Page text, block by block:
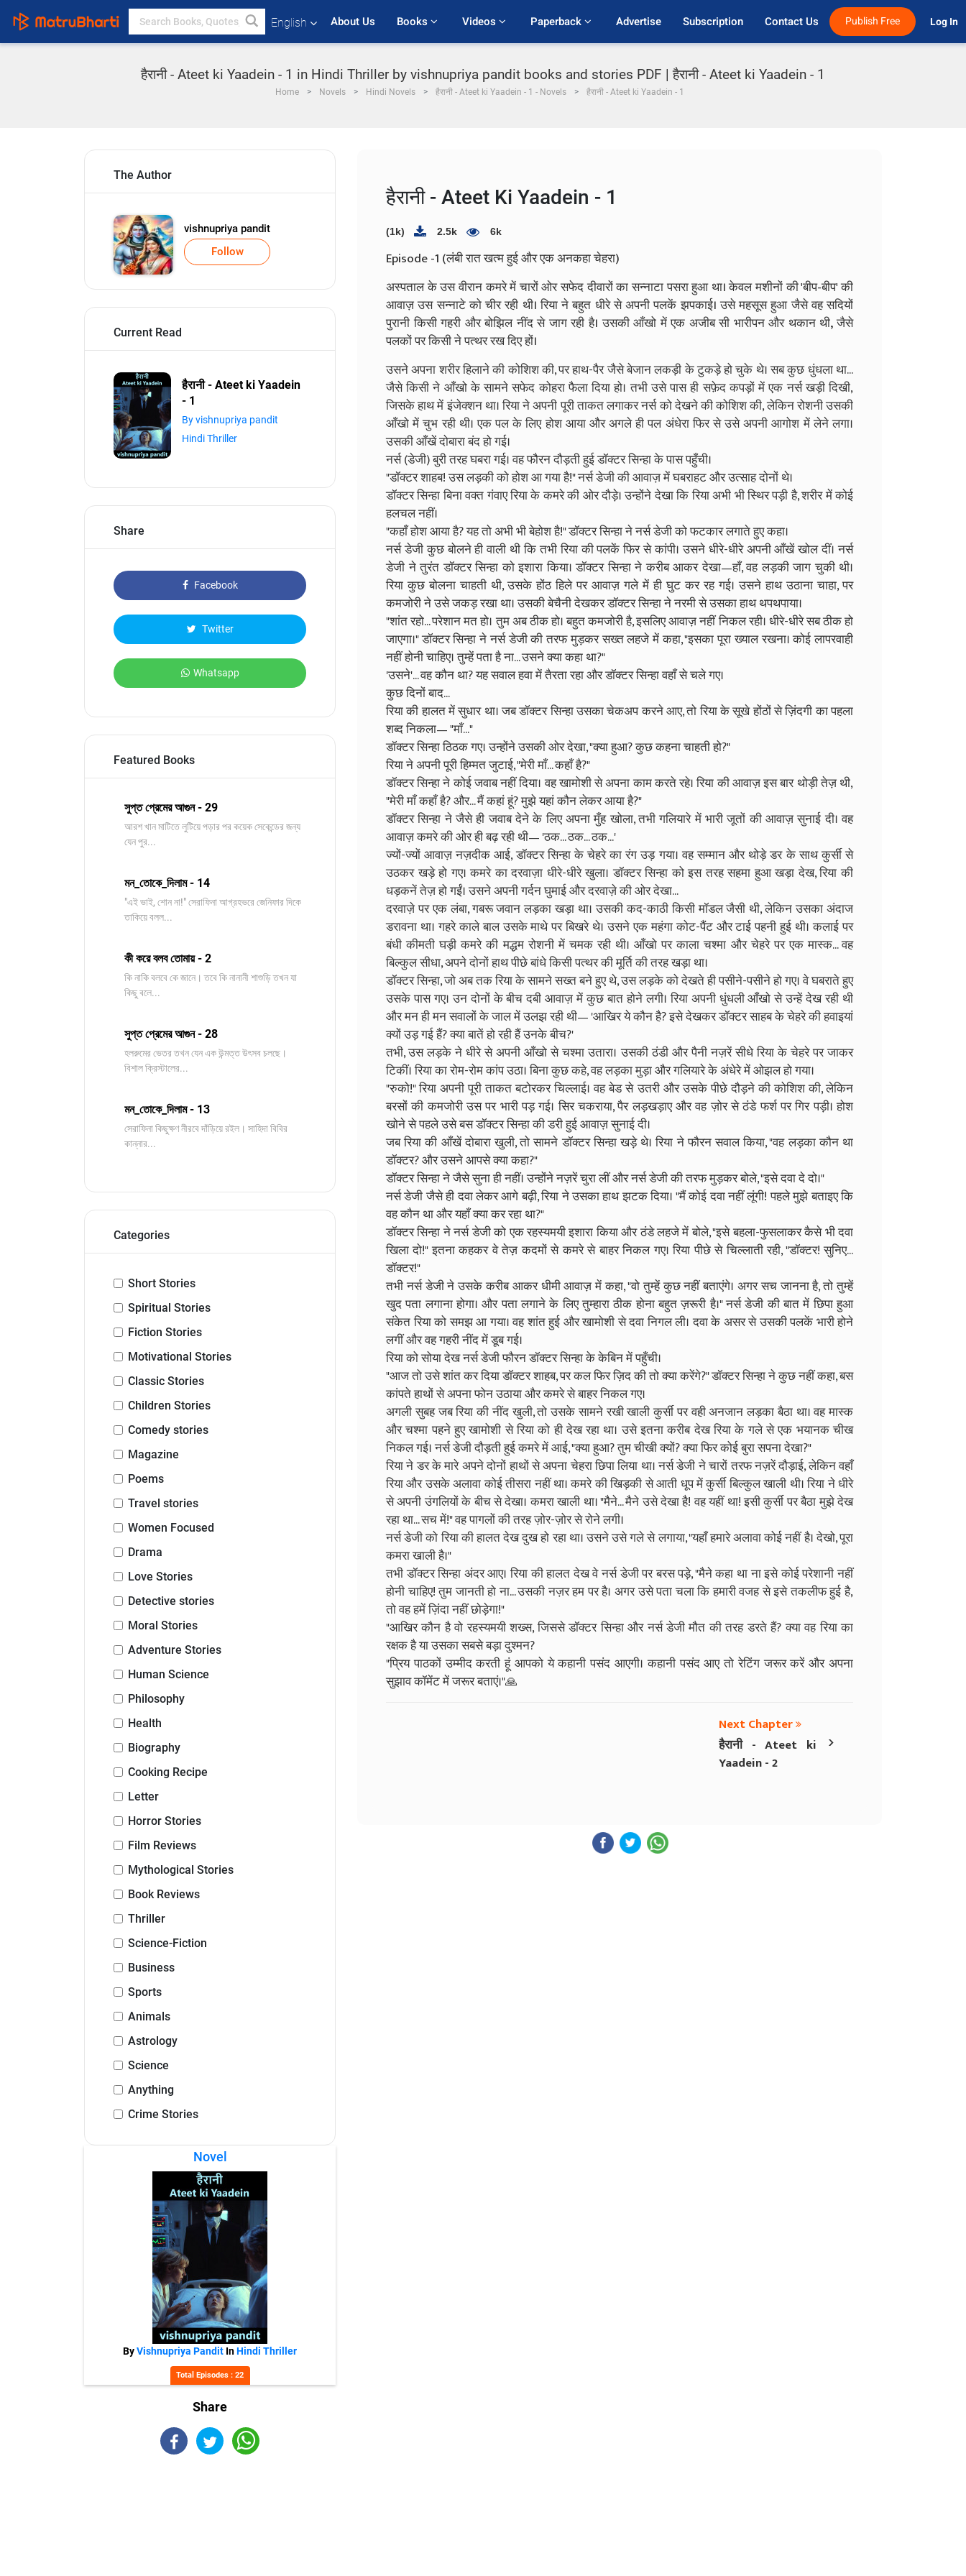
English About Us Books Videos Paperback Advertise Subscription Contact Us Publish Free Log In
हैरानी - Ateet ki Yaadein - 1 in Hindi Thriller by vishnupriya pandit books and stories PDF | हैरानी - Ateet ki Yaadein - 1
Home Novels Hindi Novels हैरानी - Ateet ki Yaadein - 1 - Novels हैरानी - Ateet ki Yaadein - 1
The Author
vishnupriya pandit
Follow
Current Read
हैरानी - Ateet ki Yaadein
- 1
By vishnupriya pandit
Hindi Thriller
Share
Facebook
Twitter
Whatsapp
Featured Books
সুপ্ত প্রেমের আগুন - 29
আরশ খান মাটিতে লুটিয়ে পড়ার পর কয়েক সেকেন্ডের জন্য
যেন পুর...
মন_তোকে_দিলাম - 14
"এই ভাই, শোন না!" সেরাফিনা আগ্রহভরে জেনিফার দিকে
তাকিয়ে বলল...
কী করে বলব তোমায় - 2
কি নাকি বলবে কে জানে। তবে কি নানানী শাশুড়ি তখন যা
কিছু বলে...
সুপ্ত প্রেমের আগুন - 28
হলরুমের ভেতর তখন যেন এক উন্মত্ত উৎসব চলছে।
বিশাল ক্রিস্টালের...
মন_তোকে_দিলাম - 13
সেরাফিনা কিছুক্ষণ নীরবে দাঁড়িয়ে রইল। সাহিদা বিবির
কান্নার...
Categories
Short Stories
Spiritual Stories
Fiction Stories
Motivational Stories
Classic Stories
Children Stories
Comedy stories
Magazine
Poems
Travel stories
Women Focused
Drama
Love Stories
Detective stories
Moral Stories
Adventure Stories
Human Science
Philosophy
Health
Biography
Cooking Recipe
Letter
Horror Stories
Film Reviews
Mythological Stories
Book Reviews
Thriller
Science-Fiction
Business
Sports
Animals
Astrology
Science
Anything
Crime Stories
Novel
ByVishnupriya Pandit InHindi Thriller
Total Episodes : 22
Share
हैरानी - Ateet Ki Yaadein - 1
(1k) 2.5k 6k
Episode -1 (लंबी रात खत्म हुई और एक अनकहा चेहरा)
अस्पताल के उस वीरान कमरे में चारों ओर सफेद दीवारों का सन्नाटा पसरा हुआ था। केवल मशीनों की 'बीप-बीप' की
आवाज़ उस सन्नाटे को चीर रही थी। रिया ने बहुत धीरे से अपनी पलकें झपकाई। उसे महसूस हुआ जैसे वह सदियों
पुरानी किसी गहरी और बोझिल नींद से जाग रही है। उसकी आँखो में एक अजीब सी भारीपन और थकान थी, जैसे
पलकों पर किसी ने पत्थर रख दिए हों।
उसने अपना शरीर हिलाने की कोशिश की, पर हाथ-पैर जैसे बेजान लकड़ी के टुकड़े हो चुके थे। सब कुछ धुंधला था...
जैसे किसी ने आँखो के सामने सफेद कोहरा फैला दिया हो। तभी उसे पास ही सफ़ेद कपड़ों में एक नर्स खड़ी दिखी,
जिसके हाथ में इंजेक्शन था। रिया ने अपनी पूरी ताकत लगाकर नर्स को देखने की कोशिश की, लेकिन रोशनी उसकी
आँखो में चुभ रही थी। एक पल के लिए होश आया और अगले ही पल अंधेरा फिर से उसे अपनी आगोश में लेने लगा।
उसकी आँखें दोबारा बंद हो गई।
नर्स (डेजी) बुरी तरह घबरा गई। वह फौरन दौड़ती हुई डॉक्टर सिन्हा के पास पहुँची।
"डॉक्टर शाहब! उस लड़की को होश आ गया है!" नर्स डेजी की आवाज़ में घबराहट और उत्साह दोनों थे।
डॉक्टर सिन्हा बिना वक्त गंवाए रिया के कमरे की ओर दौड़े। उन्होंने देखा कि रिया अभी भी स्थिर पड़ी है, शरीर में कोई
हलचल नहीं।
"कहाँ होश आया है? यह तो अभी भी बेहोश है!" डॉक्टर सिन्हा ने नर्स डेजी को फटकार लगाते हुए कहा।
नर्स डेजी कुछ बोलने ही वाली थी कि तभी रिया की पलकें फिर से कांपी। उसने धीरे-धीरे अपनी आँखें खोल दीं। नर्स
डेजी ने तुरंत डॉक्टर सिन्हा को इशारा किया। डॉक्टर सिन्हा ने करीब आकर देखा—हाँ, वह लड़की जाग चुकी थी।
रिया कुछ बोलना चाहती थी, उसके होंठ हिले पर आवाज़ गले में ही घुट कर रह गई। उसने हाथ उठाना चाहा, पर
कमजोरी ने उसे जकड़ रखा था। उसकी बेचैनी देखकर डॉक्टर सिन्हा ने नरमी से उसका हाथ थपथपाया।
"शांत रहो... परेशान मत हो। तुम अब ठीक हो। बहुत कमजोरी है, इसलिए आवाज़ नहीं निकल रही। धीरे-धीरे सब ठीक हो
जाएगा।" डॉक्टर सिन्हा ने नर्स डेजी की तरफ मुड़कर सख्त लहजे में कहा, "इसका पूरा ख्याल रखना। कोई लापरवाही
नहीं होनी चाहिए। तुम्हें पता है ना... उसने क्या कहा था?"
'उसने'... वह कौन था? यह सवाल हवा में तैरता रहा और डॉक्टर सिन्हा वहाँ से चले गए।
कुछ दिनों बाद...
रिया की हालत में सुधार था। जब डॉक्टर सिन्हा उसका चेकअप करने आए, तो रिया के सूखे होंठों से ज़िंदगी का पहला
शब्द निकला— "माँ..."
डॉक्टर सिन्हा ठिठक गए। उन्होंने उसकी ओर देखा, "क्या हुआ? कुछ कहना चाहती हो?"
रिया ने अपनी पूरी हिम्मत जुटाई, "मेरी माँ... कहाँ है?"
डॉक्टर सिन्हा ने कोई जवाब नहीं दिया। वह खामोशी से अपना काम करते रहे। रिया की आवाज़ इस बार थोड़ी तेज़ थी,
"मेरी माँ कहाँ है? और... मैं कहां हूं? मुझे यहां कौन लेकर आया है?"
डॉक्टर सिन्हा ने जैसे ही जवाब देने के लिए अपना मुँह खोला, तभी गलियारे में भारी जूतों की आवाज़ सुनाई दी। वह
आवाज़ कमरे की ओर ही बढ़ रही थी— 'ठक... ठक... ठक...'
ज्यों-ज्यों आवाज़ नज़दीक आई, डॉक्टर सिन्हा के चेहरे का रंग उड़ गया। वह सम्मान और थोड़े डर के साथ कुर्सी से
उठकर खड़े हो गए। कमरे का दरवाज़ा धीरे-धीरे खुला। डॉक्टर सिन्हा को इस तरह सहमा हुआ खड़ा देख, रिया की
धड़कनें तेज़ हो गईं। उसने अपनी गर्दन घुमाई और दरवाज़े की ओर देखा...
दरवाज़े पर एक लंबा, गबरू जवान लड़का खड़ा था। उसकी कद-काठी किसी मॉडल जैसी थी, लेकिन उसका अंदाज
डरावना था। गहरे काले बाल उसके माथे पर बिखरे थे। उसने एक महंगा कोट-पैंट और टाई पहनी हुई थी। कलाई पर
बंधी कीमती घड़ी कमरे की मद्धम रोशनी में चमक रही थी। आँखो पर काला चश्मा और चेहरे पर एक मास्क... वह
बिल्कुल सीधा, अपने दोनों हाथ पीछे बांधे किसी पत्थर की मूर्ति की तरह खड़ा था।
डॉक्टर सिन्हा, जो अब तक रिया के सामने सख्त बने हुए थे, उस लड़के को देखते ही पसीने-पसीने हो गए। वे घबराते हुए
उसके पास गए। उन दोनों के बीच दबी आवाज़ में कुछ बात होने लगी। रिया अपनी धुंधली आँखो से उन्हें देख रही थी
और मन ही मन सवालों के जाल में उलझ रही थी— 'आखिर ये कौन है? इसे देखकर डॉक्टर साहब के चेहरे की हवाइयां
क्यों उड़ गई हैं? क्या बातें हो रही हैं उनके बीच?'
तभी, उस लड़के ने धीरे से अपनी आँखो से चश्मा उतारा। उसकी ठंडी और पैनी नज़रें सीधे रिया के चेहरे पर जाकर
टिकीं। रिया का रोम-रोम कांप उठा। बिना कुछ कहे, वह लड़का मुड़ा और गलियारे के अंधेरे में ओझल हो गया।
"रुको!" रिया अपनी पूरी ताकत बटोरकर चिल्लाई। वह बेड से उतरी और उसके पीछे दौड़ने की कोशिश की, लेकिन
बरसों की कमजोरी उस पर भारी पड़ गई। सिर चकराया, पैर लड़खड़ाए और वह ज़ोर से ठंडे फर्श पर गिर पड़ी। होश
खोने से पहले उसे बस डॉक्टर सिन्हा की डरी हुई आवाज़ सुनाई दी।
जब रिया की आँखें दोबारा खुली, तो सामने डॉक्टर सिन्हा खड़े थे। रिया ने फौरन सवाल किया, "वह लड़का कौन था
डॉक्टर? और उसने आपसे क्या कहा?"
डॉक्टर सिन्हा ने जैसे सुना ही नहीं। उन्होंने नज़रें चुरा लीं और नर्स डेजी की तरफ मुड़कर बोले, "इसे दवा दे दो।"
नर्स डेजी जैसे ही दवा लेकर आगे बढ़ी, रिया ने उसका हाथ झटक दिया। "मैं कोई दवा नहीं लूंगी! पहले मुझे बताइए कि
वह कौन था और यहाँ क्या कर रहा था?"
डॉक्टर सिन्हा ने नर्स डेजी को एक रहस्यमयी इशारा किया और ठंडे लहजे में बोले, "इसे बहला-फुसलाकर कैसे भी दवा
खिला दो!" इतना कहकर वे तेज़ कदमों से कमरे से बाहर निकल गए। रिया पीछे से चिल्लाती रही, "डॉक्टर! सुनिए...
डॉक्टर!"
तभी नर्स डेजी ने उसके करीब आकर धीमी आवाज़ में कहा, "वो तुम्हें कुछ नहीं बताएंगे। अगर सच जानना है, तो तुम्हें
खुद पता लगाना होगा। और पता लगाने के लिए तुम्हारा ठीक होना बहुत ज़रूरी है।" नर्स डेजी की बात में छिपा हुआ
संकेत रिया को समझ आ गया। वह शांत हुई और खामोशी से दवा निगल ली। दवा के असर से उसकी पलकें भारी होने
लगीं और वह गहरी नींद में डूब गई।
रिया को सोया देख नर्स डेजी फौरन डॉक्टर सिन्हा के केबिन में पहुँची।
"आज तो उसे शांत कर दिया डॉक्टर शाहब, पर कल फिर ज़िद की तो क्या करेंगे?" डॉक्टर सिन्हा ने कुछ नहीं कहा, बस
कांपते हाथों से अपना फोन उठाया और कमरे से बाहर निकल गए।
अगली सुबह जब रिया की नींद खुली, तो उसके सामने रखी खाली कुर्सी पर वही अनजान लड़का बैठा था। वह मास्क
और चश्मा पहने हुए खामोशी से रिया को ही देख रहा था। उसे इतना करीब देख रिया के गले से एक भयानक चीख
निकल गई। नर्स डेजी दौड़ती हुई कमरे में आई, "क्या हुआ? तुम चीखी क्यों? क्या फिर कोई बुरा सपना देखा?"
रिया ने डर के मारे अपने दोनों हाथों से अपना चेहरा छिपा लिया था। नर्स डेजी ने चारों तरफ नज़रें दौड़ाई, लेकिन वहाँ
रिया और उसके अलावा कोई तीसरा नहीं था। कमरे की खिड़की से आती धूप में कुर्सी बिल्कुल खाली थी। रिया ने धीरे
से अपनी उंगलियों के बीच से देखा। कमरा खाली था। "मैने... मैने उसे देखा है! वह यहीं था! इसी कुर्सी पर बैठा मुझे देख
रहा था... सच में!" वह पागलों की तरह ज़ोर-ज़ोर से रोने लगी।
नर्स डेजी को रिया की हालत देख दुख हो रहा था। उसने उसे गले से लगाया, "यहाँ हमारे अलावा कोई नहीं है। देखो, पूरा
कमरा खाली है।"
तभी डॉक्टर सिन्हा अंदर आए। रिया की हालत देख वे नर्स डेजी पर बरस पड़े, "मैने कहा था ना इसे कोई परेशानी नहीं
होनी चाहिए! तुम जानती हो ना... उसकी नज़र हम पर है। अगर उसे पता चला कि हमारी वजह से इसे तकलीफ हुई है,
तो वह हमें ज़िंदा नहीं छोड़ेगा!"
"आखिर कौन है वो रहस्यमयी शख्स, जिससे डॉक्टर सिन्हा और नर्स डेजी मौत की तरह डरते हैं? क्या वह रिया का
रक्षक है या उसका सबसे बड़ा दुश्मन?
"प्रिय पाठकों उम्मीद करती हूं आपको ये कहानी पसंद आएगी। कहानी पसंद आए तो रेटिंग जरूर करें और अपना
सुझाव कॉमेंट में जरूर बताएं।"🙏
›
Next Chapter
हैरानी - Ateet ki
Yaadein - 2